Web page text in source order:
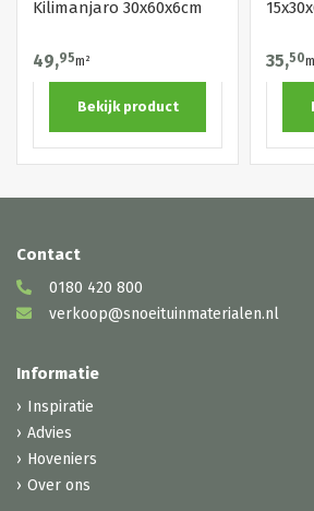
Kilimanjaro 30x60x6cm
49,95m²
Bekijk product
35,50
Contact
0180 420 800
verkoop@snoeituinmaterialen.nl
Informatie
Inspiratie
Advies
Hoveniers
Over ons